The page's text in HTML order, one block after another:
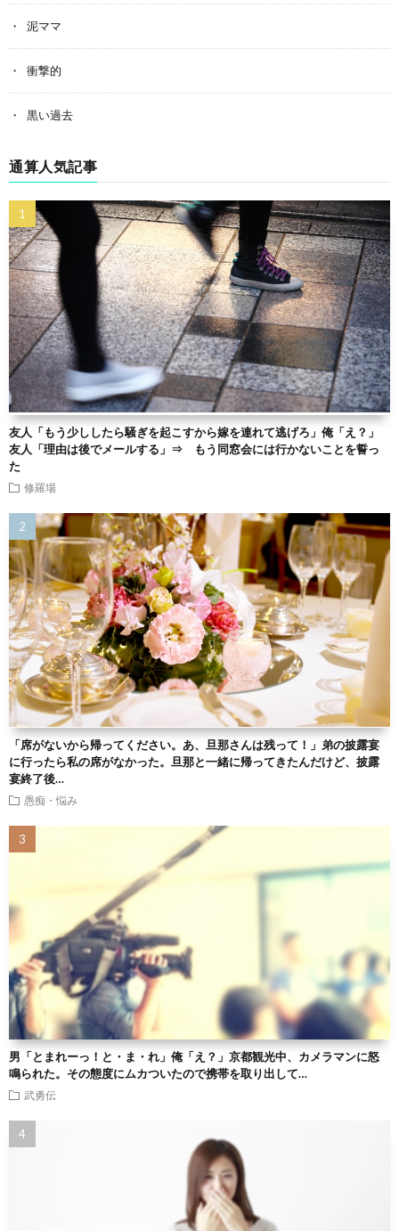
泥ママ
衝撃的
黒い過去
通算人気記事
友人「もう少ししたら騒ぎを起こすから嫁を連れて逃げろ」俺「え？」
友人「理由は後でメールする」⇒ もう同窓会には行かないことを誓っ
た
修羅場
「席がないから帰ってください。あ、旦那さんは残って！」弟の披露宴
に行ったら私の席がなかった。旦那と一緒に帰ってきたんだけど、披露
宴終了後…
愚痴・悩み
男「とまれーっ！と・ま・れ」俺「え？」京都観光中、カメラマンに怒
鳴られた。その態度にムカついたので携帯を取り出して…
武勇伝